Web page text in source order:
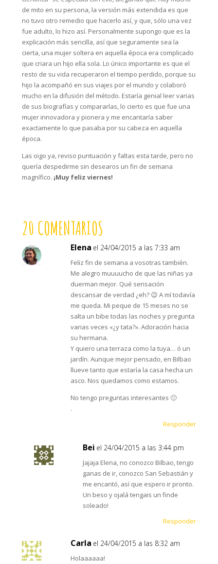
de mito en su persona, la versión más extendida es que
no tuvo otro remedio que hacerlo así, y que, sólo una vez
fue adulto, lo hizo así. Personalmente supongo que es la
explicación más sencilla, así que seguramente sea la
cierta, una mujer soltera en aquella época era complicado
que criara un hijo ella sola. Lo único importante es que el
resto de su vida recuperaron el tiempo perdido, porque su
hijo la acompañó en sus viajes por el mundo y colaboró
mucho en la difusión del método. Estaría genial leer varias
de sus biografías y compararlas, lo cierto es que fue una
mujer innovadora y pionera y me encantaría saber
exactamente lo que pasaba por su cabeza en aquella
época.
Las oigo ya, reviso puntuación y faltas esta tarde, pero no
quería despedirme sin desearos un fin de semana
magnífico. ¡Muy feliz viernes!
20 COMENTARIOS
Elena el 24/04/2015 a las 7:33 am
Feliz fin de semana a vosotras también.
Me alegro muuuucho de que las niñas ya
duerman mejor. Qué sensación
descansar de verdad ¿eh? 😉 A mí todavía
me queda. Mi peque de 15 meses no se
salta un bibe todas las noches y pregunta
varias veces «¿y tata?». Adoración hacia
su hermana.
Y quiero una terraza como la tuya… ó un
jardín. Aunque mejor pensado, en Bilbao
llueve tanto que estaría la casa hecha un
asco. Nos quedamos como estamos.
No tengo preguntas interesantes 🙁
.
Responder
Bei el 24/04/2015 a las 3:44 pm
Jajaja Elena, no conozco Bilbao, tengo
ganas de ir, conozco San Sebastián y
me encantó, así que espero ir pronto.
Un beso y ojalá tengais un finde
soleado!
Responder
Carla el 24/04/2015 a las 8:32 am
Holaaaaaa!